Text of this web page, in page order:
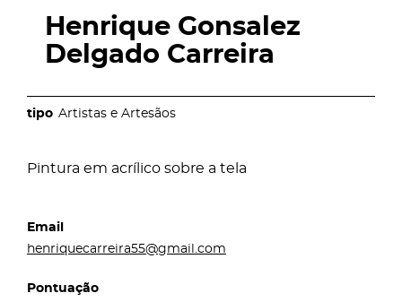
Henrique Gonsalez
Delgado Carreira
Artistas e Artesãos
Pintura em acrílico sobre a tela
Email
henriquecarreira55@gmail.com
Pontuação